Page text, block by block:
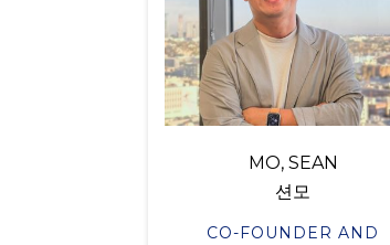
MO, SEAN
션모
CO-FOUNDER AND